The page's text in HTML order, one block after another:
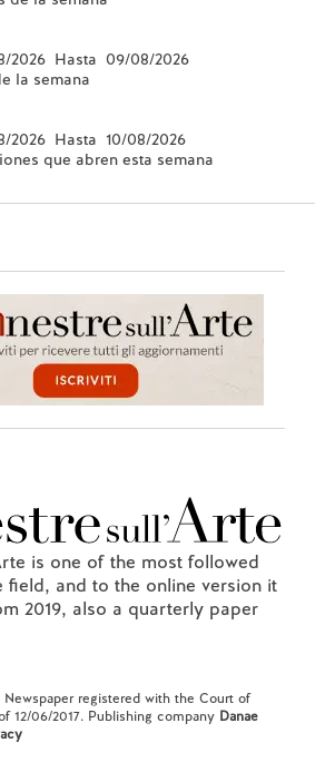
2026 Hasta 09/08/2026
la semana
2026 Hasta 10/08/2026
que abren esta semana
is one of the most followed
field, and to the online version it
2019, also a quarterly paper
registered with the Court of
12/06/2017. Publishing company Danae